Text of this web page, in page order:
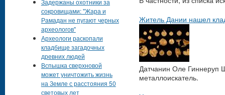
Житель Дании нашел
Датчанин Оле Гиннеруп
металлоискатель.
Задержаны охотники за
сокровищами: "Жара и
Рамадан не пугают черных
археологов"
Археологи раскопали
кладбище загадочных
древних людей
Вспышка сверхновой
может уничтожить жизнь
на Земле с расстояния 50
световых лет